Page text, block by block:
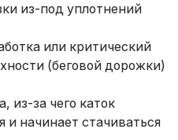
из-под уплотнений
или критический
(беговой дорожки)
из-за чего каток
и начинает стачиваться